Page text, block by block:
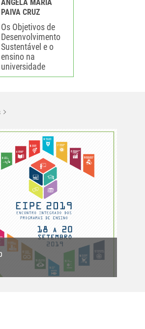
ÂNGELA MARIA
PAIVA CRUZ
Os Objetivos de
Desenvolvimento
Sustentável e o
ensino na
universidade